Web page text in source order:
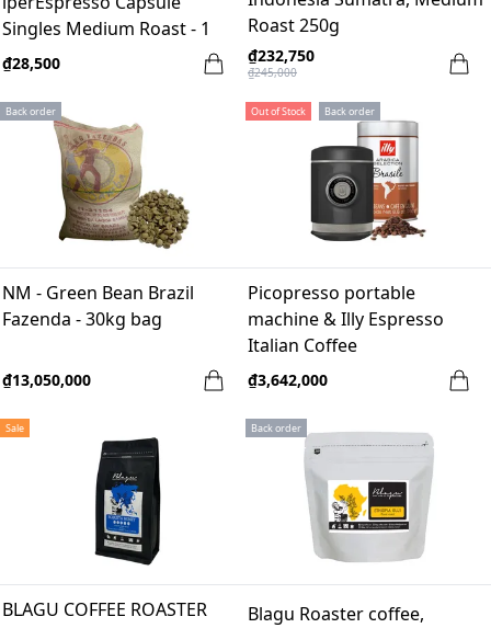
Singles Medium Roast - 1
viên
₫28,500
Roast 250g
₫232,750
₫245,000
Back order
NM - Green Bean Brazil
Fazenda - 30kg bag
₫13,050,000
Out of Stock Back order
Picopresso portable
machine & Illy Espresso
Italian Coffee
₫3,642,000
Sale
BLAGU COFFEE ROASTER
Back order
Blagu Roaster coffee,